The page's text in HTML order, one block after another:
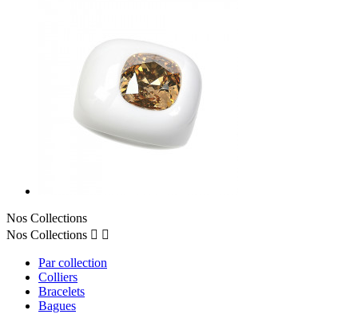
Nos Collections
Nos Collections  
Par collection
Colliers
Bracelets
Bagues